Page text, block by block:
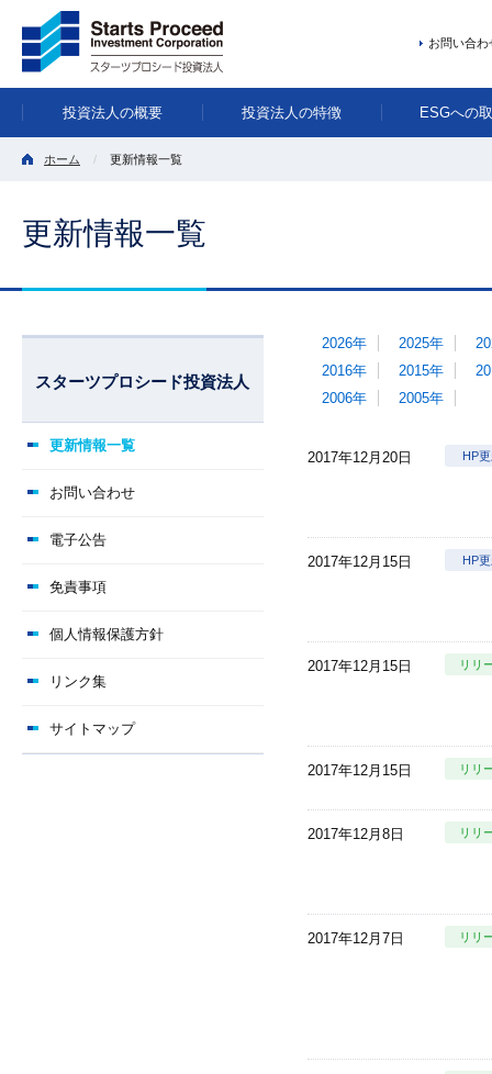
お問い合わ
投資法人の概要 投資法人の特徴 ESGへの
ホーム 更新情報一覧
更新情報一覧
2026年 2025年
2016年
2015年
2006年
2005年
2017年12月20日 HP
2017年12月15日 HP
2017年12月15日 リリ
2017年12月15日 リリ
2017年12月8日 リリ
2017年12月7日 リリ
スターツプロシード投資法人
更新情報一覧
お問い合わせ
電子公告
免責事項
個人情報保護方針
リンク集
サイトマップ